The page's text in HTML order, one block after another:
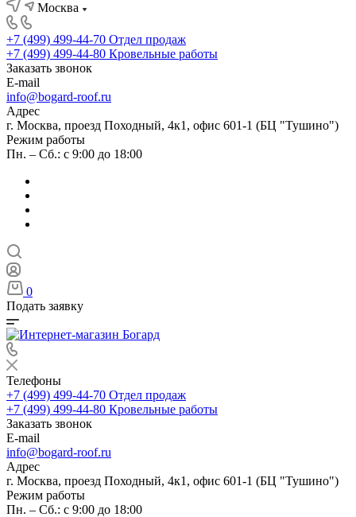
Москва
+7 (499) 499-44-70 Отдел продаж
+7 (499) 499-44-80 Кровельные работы
Заказать звонок
E-mail
info@bogard-roof.ru
Адрес
г. Москва, проезд Походный, 4к1, офис 601-1 (БЦ "Тушино")
Режим работы
Пн. – Сб.: с 9:00 до 18:00
0
Подать заявку
Телефоны
+7 (499) 499-44-70 Отдел продаж
+7 (499) 499-44-80 Кровельные работы
Заказать звонок
E-mail
info@bogard-roof.ru
Адрес
г. Москва, проезд Походный, 4к1, офис 601-1 (БЦ "Тушино")
Режим работы
Пн. – Сб.: с 9:00 до 18:00